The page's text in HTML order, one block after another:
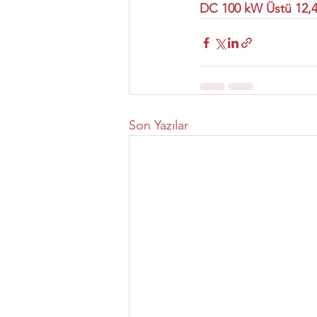
DC 100 kW Üstü
Son Yazılar